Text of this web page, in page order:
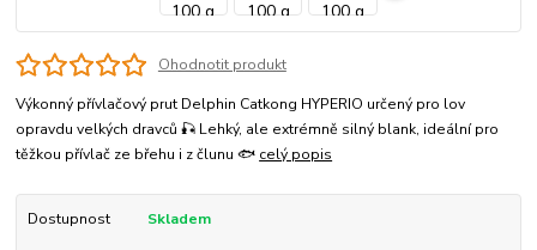
Ohodnotit produkt
Výkonný přívlačový prut Delphin Catkong HYPERIO určený pro lov
opravdu velkých dravců 🎣 Lehký, ale extrémně silný blank, ideální pro
těžkou přívlač ze břehu i z člunu 🐟 celý popis
Dostupnost Skladem